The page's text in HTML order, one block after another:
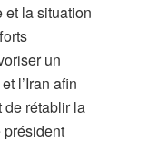
et la situation
un
l’Iran afin
de rétablir la
président